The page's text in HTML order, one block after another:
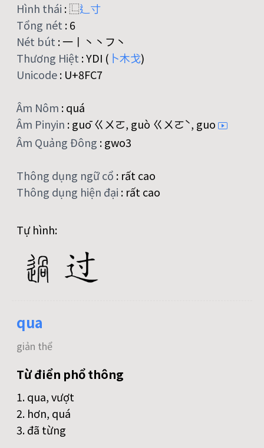
Hình thái :⿺辶 寸
Tổng nét :6
Nét bút :一丨丶丶フ丶
Thương Hiệt :YDI ( 卜木戈)
Unicode: U+8FC7
Âm Nôm :quá
Âm Pinyin :guō ㄍㄨㄛ, guò ㄍㄨㄛˋ, guo
Âm Quảng Đông :gwo3
Thông dụng ngữ cổ : rất cao
Thông dụng hiện đại : rất cao
Tự hình:
qua
giản thể
Từ điển phổ thông
1. qua, vượt
2. hơn, quá
3. đã từng